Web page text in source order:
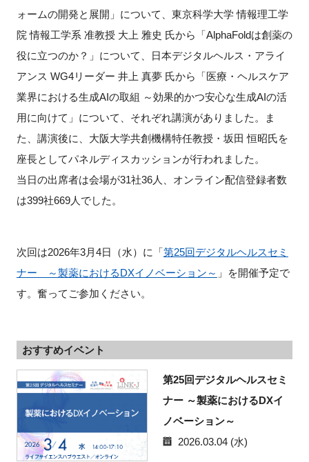
閉じる
ォームの開発と展開」について、東京科学大学 情報理工学
院 情報工学系 准教授 大上 雅史 氏から「AlphaFoldは創薬の
役に立つのか？」について、日本デジタルヘルス・アライ
アンス WG4リーダー 井上 真夢 氏から「医療・ヘルスケア
業界における生成AIの取組 ～効果的かつ安心な生成AIの活
用に向けて」について、それぞれ講演がありました。ま
た、講演後に、大阪大学共創機構特任教授・坂田 恒昭氏を
座長としてパネルディスカッションが行われました。
当日の出席者は会場が31社36人、オンライン配信登録者数
は399社669人でした。
次回は2026年3月4日（水）に「第25回デジタルヘルスセミ
ナー ～製薬におけるDXイノベーション～ 」を開催予定で
す。奮ってご参加ください。
おすすめイベント
第25回デジタルヘルスセミ
ナー ～製薬におけるDXイ
ノベーション～
2026.03.04 (水)